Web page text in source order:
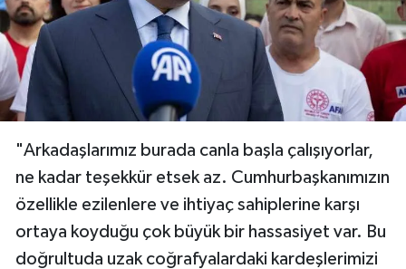
"Arkadaşlarımız burada canla başla çalışıyorlar,
ne kadar teşekkür etsek az. Cumhurbaşkanımızın
özellikle ezilenlere ve ihtiyaç sahiplerine karşı
ortaya koyduğu çok büyük bir hassasiyet var. Bu
doğrultuda uzak coğrafyalardaki kardeşlerimizi